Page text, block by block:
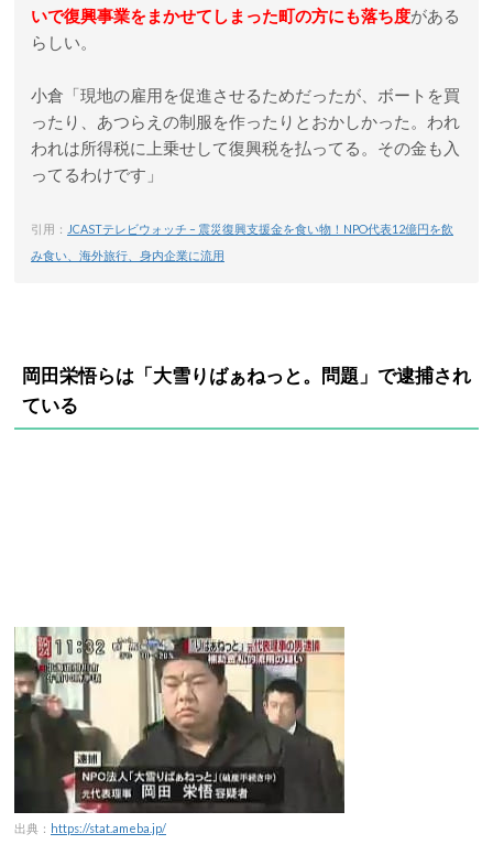
いで復興事業をまかせてしまった町の方にも落ち度がある
らしい。
小倉「現地の雇用を促進させるためだったが、ボートを買
ったり、あつらえの制服を作ったりとおかしかった。われ
われは所得税に上乗せして復興税を払ってる。その金も入
ってるわけです」
引用： JCASTテレビウォッチ – 震災復興支援金を食い物！NPO代表12億円を飲
み食い、海外旅行、身内企業に流用
岡田栄悟らは「大雪りばぁねっと。問題」で逮捕され
ている
出典： https://stat.ameba.jp/